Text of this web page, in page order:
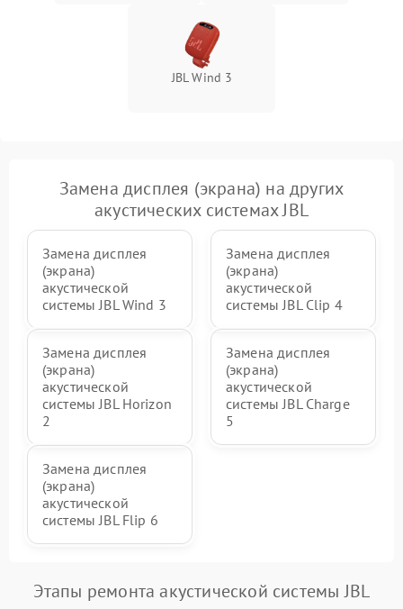
JBL Wind 3
Замена дисплея (экрана) на других
акустических системах JBL
Замена дисплея
(экрана)
акустической
системы JBL Wind 3
Замена дисплея
(экрана)
акустической
системы JBL Clip 4
Замена дисплея
(экрана)
акустической
системы JBL Horizon
2
Замена дисплея
(экрана)
акустической
системы JBL Charge
5
Замена дисплея
(экрана)
акустической
системы JBL Flip 6
Этапы ремонта акустической системы JBL